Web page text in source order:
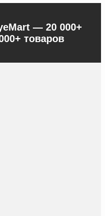
— 20 000+
товаров